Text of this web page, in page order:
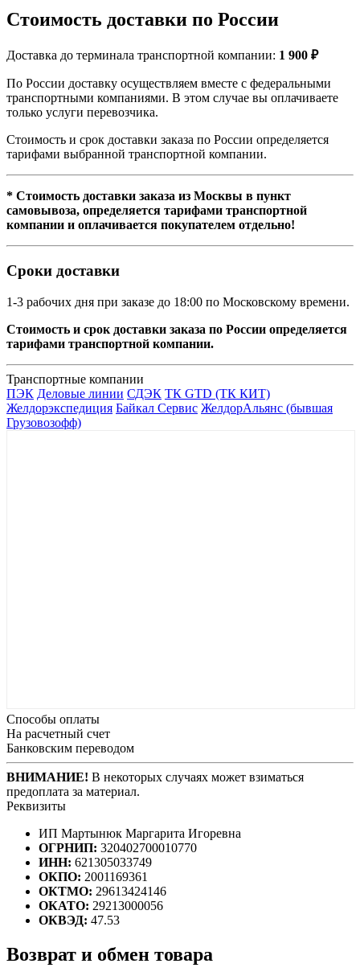
Стоимость доставки по России
Доставка до терминала транспортной компании: 1 900 ₽
По России доставку осуществляем вместе с федеральными
транспортными компаниями. В этом случае вы оплачиваете
только услуги перевозчика.
Стоимость и срок доставки заказа по России определяется
тарифами выбранной транспортной компании.
* Стоимость доставки заказа из Москвы в пункт
самовывоза, определяется тарифами транспортной
компании и оплачивается покупателем отдельно!
Сроки доставки
1-3 рабочих дня при заказе до 18:00 по Московскому времени.
Стоимость и срок доставки заказа по России определяется
тарифами транспортной компании.
Транспортные компании
ПЭК Деловые линии СДЭК ТК GTD (ТК КИТ)
Желдорэкспедиция Байкал Сервис ЖелдорАльянс (бывшая
Грузовозофф)
Способы оплаты
На расчетный счет
Банковским переводом
ВНИМАНИЕ! В некоторых случаях может взиматься
предоплата за материал.
Реквизиты
ИП Мартынюк Маргарита Игоревна
ОГРНИП: 320402700010770
ИНН: 621305033749
ОКПО: 2001169361
ОКТМО: 29613424146
ОКАТО: 29213000056
ОКВЭД: 47.53
Возврат и обмен товара